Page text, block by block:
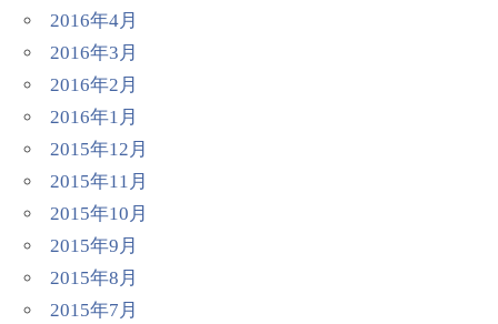
2016年4月
2016年3月
2016年2月
2016年1月
2015年12月
2015年11月
2015年10月
2015年9月
2015年8月
2015年7月